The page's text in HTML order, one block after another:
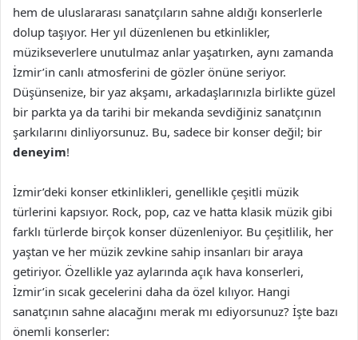
hem de uluslararası sanatçıların sahne aldığı konserlerle
dolup taşıyor. Her yıl düzenlenen bu etkinlikler,
müzikseverlere unutulmaz anlar yaşatırken, aynı zamanda
İzmir’in canlı atmosferini de gözler önüne seriyor.
Düşünsenize, bir yaz akşamı, arkadaşlarınızla birlikte güzel
bir parkta ya da tarihi bir mekanda sevdiğiniz sanatçının
şarkılarını dinliyorsunuz. Bu, sadece bir konser değil; bir
deneyim!
İzmir’deki konser etkinlikleri, genellikle çeşitli müzik
türlerini kapsıyor. Rock, pop, caz ve hatta klasik müzik gibi
farklı türlerde birçok konser düzenleniyor. Bu çeşitlilik, her
yaştan ve her müzik zevkine sahip insanları bir araya
getiriyor. Özellikle yaz aylarında açık hava konserleri,
İzmir’in sıcak gecelerini daha da özel kılıyor. Hangi
sanatçının sahne alacağını merak mı ediyorsunuz? İşte bazı
önemli konserler: